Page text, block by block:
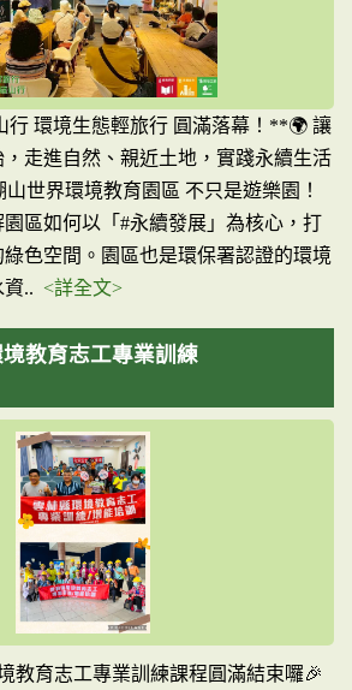
行 環境生態輕旅行 圓滿落幕！**🌍 讓
走進自然、親近土地，實踐永續生活
世界環境教育園區 不只是遊樂園！
區如何以「#永續發展」為核心，打
色空間。園區也是環保署認證的環境
.. <詳全文>
教育志工專業訓練
教育志工專業訓練課程圓滿結束囉🎉